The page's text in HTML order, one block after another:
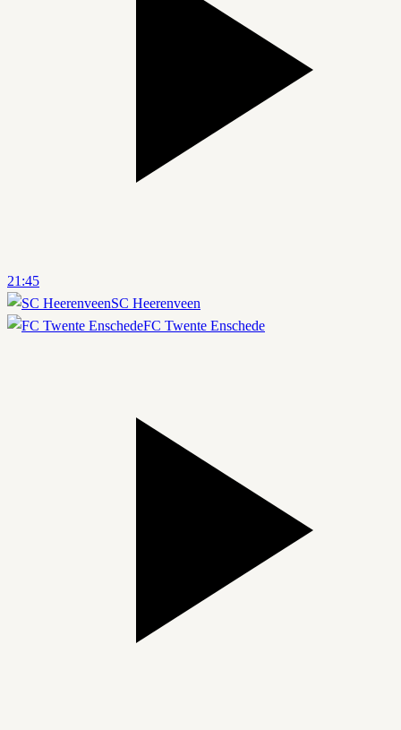
21:45
SC Heerenveen
FC Twente Enschede